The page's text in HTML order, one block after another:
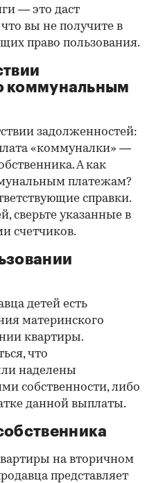
— это даст
вы не получите в
право пользования.
коммунальным
задолженностей:
«коммуналки» —
А как
платежам?
справки.
сверьте указанные в
счетчиков.
детей есть
материнского
квартиры.
что
наделены
собственности, либо
данной выплаты.
на вторичном
представляет